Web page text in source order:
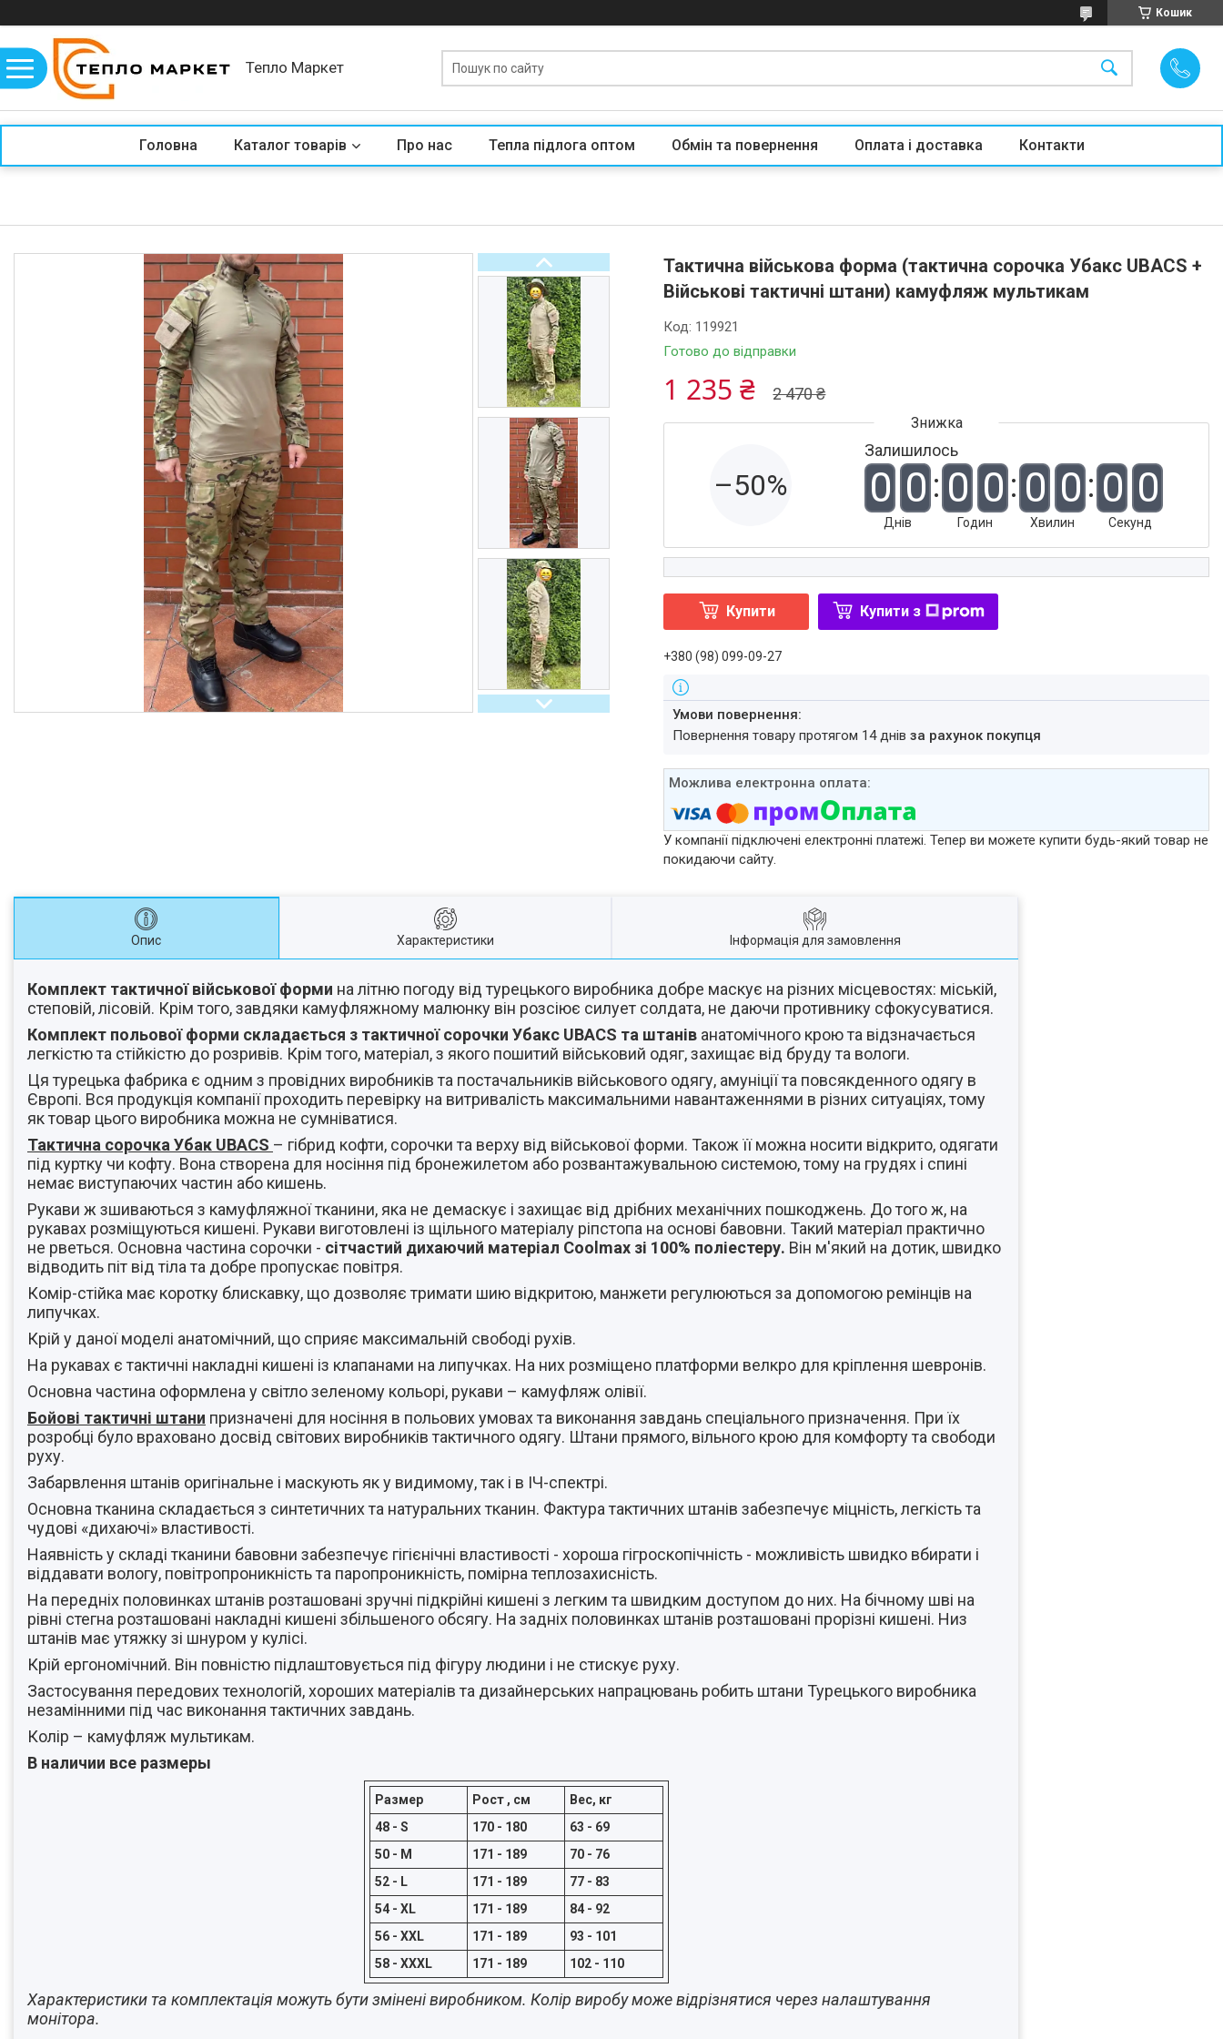
Кошик
Тепло Маркет
Головна Каталог товарів Про нас Тепла підлога оптом Обмін та повернення Оплата і доставка Контакти
Тактична військова форма (тактична сорочка Убакс UBACS +
Військові тактичні штани) камуфляж мультикам
Готово до відправки
Код: 119921
2 470 ₴
1 235 ₴
–50%
Залишилось
0 0
Днів
0 0
Годин
0 0
Хвилин
0 0
Секунд
Купити Купити з
+380 (98) 099-09-27
повернення товару протягом 14 днівза рахунок покупця
У компанії підключені електронні платежі. Тепер ви можете купити будь-який товар не
покидаючи сайту.
Опис Характеристики Інформація для замовлення
Комплект тактичної військової форми на літню погоду від турецького виробника добре маскує на різних місцевостях: міській,
степовій, лісовій. Крім того, завдяки камуфляжному малюнку він розсіює силует солдата, не даючи противнику сфокусуватися.
Комплект польової форми складається з тактичної сорочки Убакс UBACS та штанів анатомічного крою та відзначається
легкістю та стійкістю до розривів. Крім того, матеріал, з якого пошитий військовий одяг, захищає від бруду та вологи.
Ця турецька фабрика є одним з провідних виробників та постачальників військового одягу, амуніції та повсякденного одягу в
Європі. Вся продукція компанії проходить перевірку на витривалість максимальними навантаженнями в різних ситуаціях, тому
як товар цього виробника можна не сумніватися.
Тактична сорочка Убак UBACS – гібрид кофти, сорочки та верху від військової форми. Також її можна носити відкрито, одягати
під куртку чи кофту. Вона створена для носіння під бронежилетом або розвантажувальною системою, тому на грудях і спині
немає виступаючих частин або кишень.
Рукави ж зшиваються з камуфляжної тканини, яка не демаскує і захищає від дрібних механічних пошкоджень. До того ж, на
рукавах розміщуються кишені. Рукави виготовлені із щільного матеріалу ріпстопа на основі бавовни. Такий матеріал практично
не рветься. Основна частина сорочки - сітчастий дихаючий матеріал Coolmax зі 100% поліестеру. Він м'який на дотик, швидко
відводить піт від тіла та добре пропускає повітря.
Комір-стійка має коротку блискавку, що дозволяє тримати шию відкритою, манжети регулюються за допомогою ремінців на
липучках.
Крій у даної моделі анатомічний, що сприяє максимальній свободі рухів.
На рукавах є тактичні накладні кишені із клапанами на липучках. На них розміщено платформи велкро для кріплення шевронів.
Основна частина оформлена у світло зеленому кольорі, рукави – камуфляж олівії.
Бойові тактичні штани призначені для носіння в польових умовах та виконання завдань спеціального призначення. При їх
розробці було враховано досвід світових виробників тактичного одягу. Штани прямого, вільного крою для комфорту та свободи
руху.
Забарвлення штанів оригінальне і маскують як у видимому, так і в ІЧ-спектрі.
Основна тканина складається з синтетичних та натуральних тканин. Фактура тактичних штанів забезпечує міцність, легкість та
чудові «дихаючі» властивості.
Наявність у складі тканини бавовни забезпечує гігієнічні властивості - хороша гігроскопічність - можливість швидко вбирати і
віддавати вологу, повітропроникність та паропроникність, помірна теплозахисність.
На передніх половинках штанів розташовані зручні підкрійні кишені з легким та швидким доступом до них. На бічному шві на
рівні стегна розташовані накладні кишені збільшеного обсягу. На задніх половинках штанів розташовані прорізні кишені. Низ
штанів має утяжку зі шнуром у кулісі.
Крій ергономічний. Він повністю підлаштовується під фігуру людини і не стискує руху.
Застосування передових технологій, хороших матеріалів та дизайнерських напрацювань робить штани Турецького виробника
незамінними під час виконання тактичних завдань.
Колір – камуфляж мультикам.
В наличии все размеры
Размер Рост , см
Вес, кг
48 - S
170 - 180
63 - 69
50 - M
171 - 189
70 - 76
52 - L
171 - 189
77 - 83
54 - XL
171 - 189
84 - 92
56 - XXL
171 - 189
93 - 101
58 - XXXL
171 - 189 102 - 110
Характеристики та комплектація можуть бути змінені виробником. Колір виробу може відрізнятися через налаштування
монітора.